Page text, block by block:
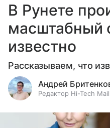
В Рунете
масштабный
известно
Рассказываем, что
Андрей
Редактор Hi-Tech Mail